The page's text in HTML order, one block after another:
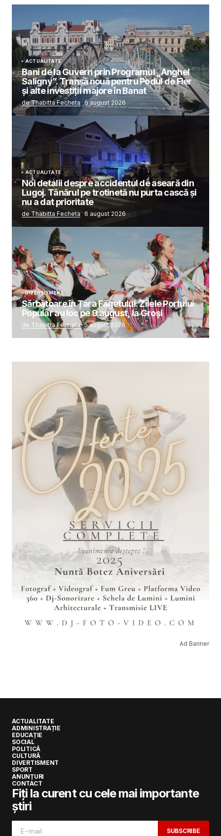
ACTUALITATE
Bani de la Guvern prin Programul „Anghel
Saligny”. Tranșă nouă pentru Podul de Fier
și alte investiții majore în Banat
de Thabitta Fecheta 6 august 2026
ACTUALITATE
Noi detalii despre accidentul de aseară din
Lugoj. Tânărul pe trotinetă nu purta cască și
nu a dat prioritate
de Thabitta Fecheta 6 august 2026
DIVERTISMENT
Sărbătoare în Țara Făgetului. Zilele Portului
Popular au loc pe 9 august, la Groși
de Thabitta Fecheta 5 august 2026
Ad Banner
ACTUALITATE
ADMINISTRAȚIE
EDUCAȚIE
SOCIAL
POLITICĂ
CULTURĂ
DIVERTISMENT
SPORT
ANUNȚURI
CONTACT
Fiți la curent cu cele mai importante
știri
SUBSCRIBE